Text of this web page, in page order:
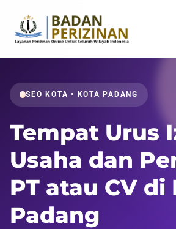
SEO KOTA • KOTA PADANG
Tempat Urus
Usaha dan
PT atau CV di
Padang